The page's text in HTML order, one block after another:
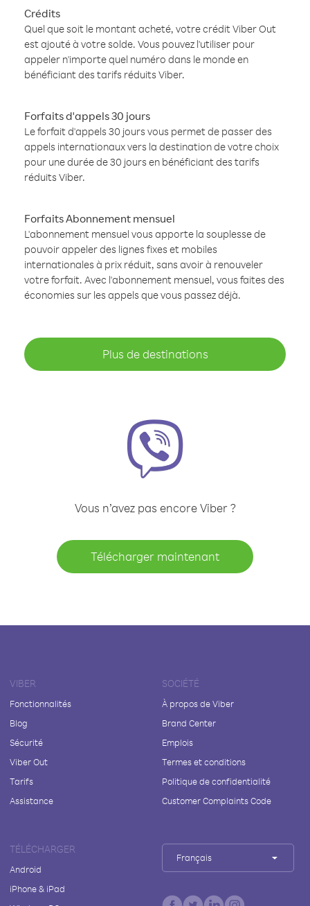
Crédits
Quel que soit le montant acheté, votre crédit Viber Out
est ajouté à votre solde. Vous pouvez l'utiliser pour
appeler n'importe quel numéro dans le monde en
bénéficiant des tarifs réduits Viber.
Forfaits d'appels 30 jours
Le forfait d'appels 30 jours vous permet de passer des
appels internationaux vers la destination de votre choix
pour une durée de 30 jours en bénéficiant des tarifs
réduits Viber.
Forfaits Abonnement mensuel
L'abonnement mensuel vous apporte la souplesse de
pouvoir appeler des lignes fixes et mobiles
internationales à prix réduit, sans avoir à renouveler
votre forfait. Avec l'abonnement mensuel, vous faites des
économies sur les appels que vous passez déjà.
Plus de destinations
Vous n’avez pas encore Viber ?
Télécharger maintenant
VIBER
Fonctionnalités
Blog
Sécurité
Viber Out
Tarifs
Assistance
SOCIÉTÉ
À propos de Viber
Brand Center
Emplois
Termes et conditions
Politique de confidentialité
Customer Complaints Code
TÉLÉCHARGER
Android
iPhone & iPad
Français